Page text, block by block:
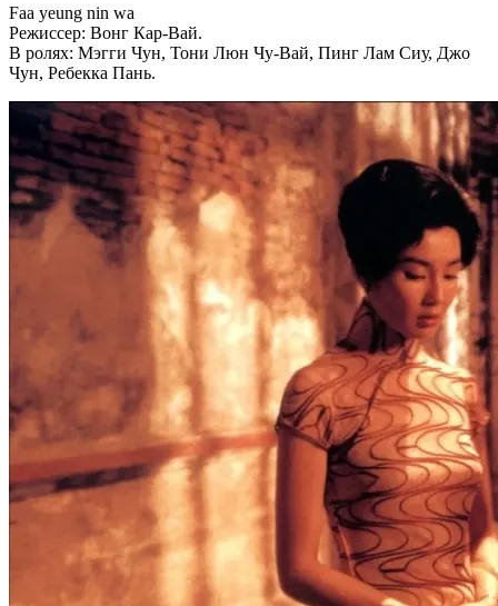
Faa yeung nin wa
Режиссер: Вонг Кар-Вай.
В ролях: Мэгги Чун, Тони Люн Чу-Вай, Пинг Лам Сиу, Джо
Чун, Ребекка Пань.